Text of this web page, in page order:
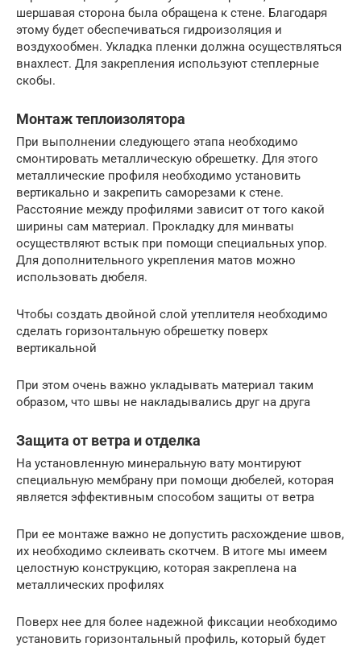
шершавая сторона была обращена к стене. Благодаря
этому будет обеспечиваться гидроизоляция и
воздухообмен. Укладка пленки должна осуществляться
внахлест. Для закрепления используют степлерные
скобы.
Монтаж теплоизолятора
При выполнении следующего этапа необходимо
смонтировать металлическую обрешетку. Для этого
металлические профиля необходимо установить
вертикально и закрепить саморезами к стене.
Расстояние между профилями зависит от того какой
ширины сам материал. Прокладку для минваты
осуществляют встык при помощи специальных упор.
Для дополнительного укрепления матов можно
использовать дюбеля.
Чтобы создать двойной слой утеплителя необходимо
сделать горизонтальную обрешетку поверх
вертикальной
При этом очень важно укладывать материал таким
образом, что швы не накладывались друг на друга
Защита от ветра и отделка
На установленную минеральную вату монтируют
специальную мембрану при помощи дюбелей, которая
является эффективным способом защиты от ветра
При ее монтаже важно не допустить расхождение швов,
их необходимо склеивать скотчем. В итоге мы имеем
целостную конструкцию, которая закреплена на
металлических профилях
Поверх нее для более надежной фиксации необходимо
установить горизонтальный профиль, который будет